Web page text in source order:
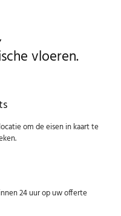
vloeren.
om de eisen in kaart te
24 uur op uw offerte